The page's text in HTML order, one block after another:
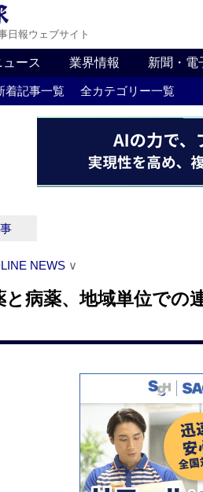
日報ウェブサイト
ュース 業界情報 新聞・電
着記事一覧 全カテゴリー一覧
NEWS ∨
と病薬、地域単位での